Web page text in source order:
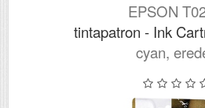
EPSON
tintapatron - Ink
cyan,